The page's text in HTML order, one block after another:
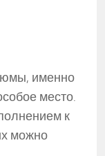
именно
место.
к
можно